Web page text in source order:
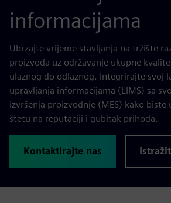
informacijama
Ubrzajte vrijeme stavljanja na tržište
proizvoda uz održavanje ukupne
ulaznog do odlaznog. Integrirajte svoj
upravljanja informacijama (LIMS) sa
izvršenja proizvodnje (MES) kako biste
štetu na reputaciji i gubitak prihoda.
Kontaktirajte nas